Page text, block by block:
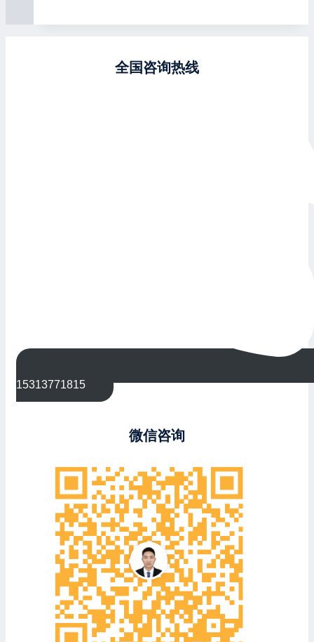
全国咨询热线
15313771815
微信咨询